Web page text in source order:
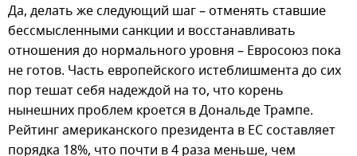
Да, делать же следующий шаг – отменять ставшие
бессмысленными санкции и восстанавливать
отношения до нормального уровня – Евросоюз пока
не готов. Часть европейского истеблишмента до сих
пор тешат себя надеждой на то, что корень
нынешних проблем кроется в Дональде Трампе.
Рейтинг американского президента в ЕС составляет
порядка 18%, что почти в 4 раза меньше, чем